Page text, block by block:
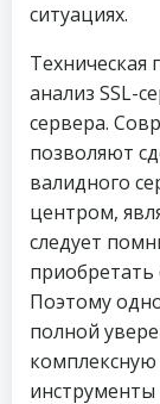
ситуациях.
Техническая
анализ SSL-
сервера.
позволяют
валидного
центром,
следует
приобретать
Поэтому
полной
комплексную